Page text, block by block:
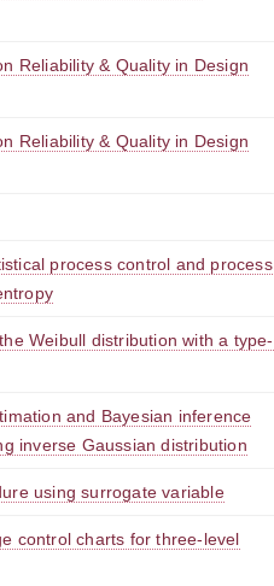
Reliability & Quality in Design
Reliability & Quality in Design
process control and process
Weibull distribution with a type-
and Bayesian inference
inverse Gaussian distribution
using surrogate variable
control charts for three-level